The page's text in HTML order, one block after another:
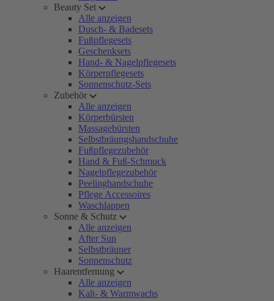
Beauty Set
Alle anzeigen
Dusch- & Badesets
Fußpflegesets
Geschenksets
Hand- & Nagelpflegesets
Körperpflegesets
Sonnenschutz-Sets
Zubehör
Alle anzeigen
Körperbürsten
Massagebürsten
Selbstbräungshandschuhe
Fußpflegezubehör
Hand & Fuß-Schmuck
Nagelpflegezubehör
Peelinghandschuhe
Pflege Accessoires
Waschlappen
Sonne & Schutz
Alle anzeigen
After Sun
Selbstbräuner
Sonnenschutz
Haarentfernung
Alle anzeigen
Kalt- & Warmwachs